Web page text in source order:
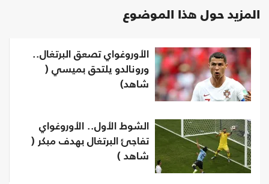
المزيد حول هذا الموضوع
الأوروغواي تصعق البرتغال..
ورونالدو يلتحق بميسي (
شاهد)
الشوط الأول.. الأوروغواي
تفاجئ البرتغال بهدف مبكر (
شاهد )